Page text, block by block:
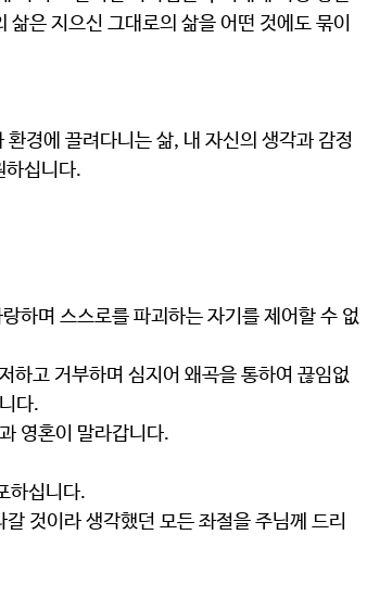
은 지으신 그대로의 삶을 어떤 것에도 묶이
하십니다.
다.
영혼이 말라갑니다.
하십니다.